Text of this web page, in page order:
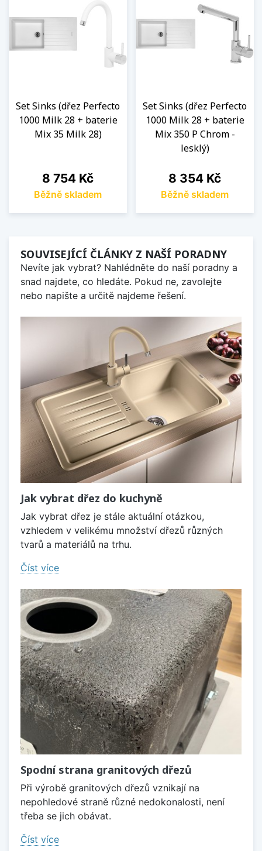
Set Sinks (dřez Perfecto
1000 Milk 28 + baterie
Mix 35 Milk 28)
Cena
8 754 Kč
Běžně skladem
Set Sinks (dřez Perfecto
1000 Milk 28 + baterie
Mix 350 P Chrom -
lesklý)
Cena
8 354 Kč
Běžně skladem
SOUVISEJÍCÍ ČLÁNKY Z NAŠÍ PORADNY
Nevíte jak vybrat? Nahlédněte do naší poradny a
snad najdete, co hledáte. Pokud ne, zavolejte
nebo napište a určitě najdeme řešení.
Jak vybrat dřez do kuchyně
Jak vybrat dřez je stále aktuální otázkou,
vzhledem v velikému množství dřezů různých
tvarů a materiálů na trhu.
Číst více
Spodní strana granitových dřezů
Při výrobě granitových dřezů vznikají na
nepohledové straně různé nedokonalosti, není
třeba se jich obávat.
Číst více